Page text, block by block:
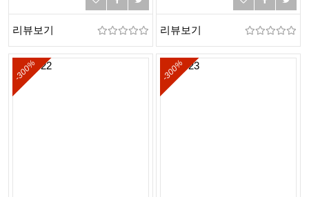
리뷰보기 리뷰보기
-300% -300%